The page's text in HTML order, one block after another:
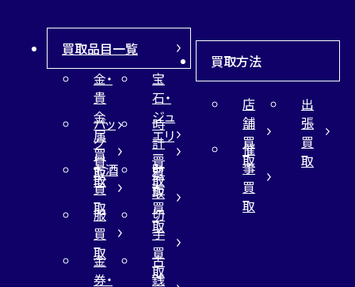
買取品目一覧
金・
貴
金
属
買
取
宝
石・
ジュ
エリ
ー
買
取
バッ
グ
買
取
時
計
買
取
お酒
買
取
財
布
買
取
服
買
取
切
手
買
取
金
券・
古
銭
買取方法
店
舗
買
取
出
張
買
取
催
事
買
取